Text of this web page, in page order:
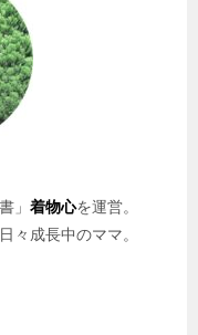
」 着物心を運営。
々成長中のママ。